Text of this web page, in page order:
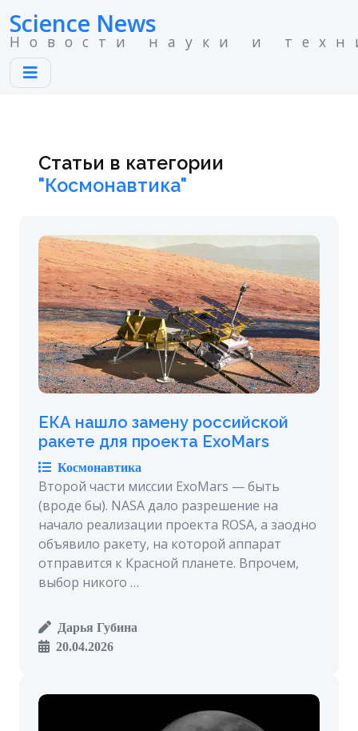
Science News
Новости науки и
Статьи в категории
"Космонавтика"
ЕКА нашло замену российской
ракете для проекта ExoMars
Космонавтика
Второй части миссии ExoMars — быть
(вроде бы). NASA дало разрешение на
начало реализации проекта ROSA, а заодно
объявило ракету, на которой аппарат
отправится к Красной планете. Впрочем,
выбор никого …
Дарья Губина
20.04.2026